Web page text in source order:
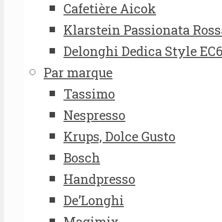
Cafetière Aicok
Klarstein Passionata
Delonghi Dedica Style
Par marque
Tassimo
Nespresso
Krups, Dolce Gusto
Bosch
Handpresso
De’Longhi